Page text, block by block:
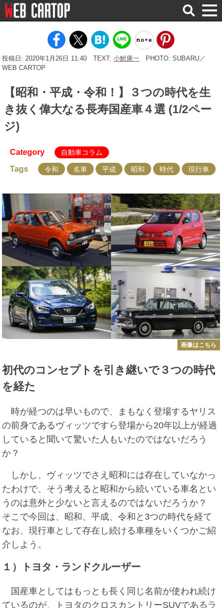
検
索
投稿日: 2020年1月26日 11:40 TEXT:小鮒康一
PHOTO: SUBARU／
WEB CARTOP
【昭和・平成・令和！】３つの時代を生
き抜く偉大なる長寿国産車４選 (1/2ペー
ジ)
Category 自動車コラム
Tags 令和 名車 平成 昭和 時代 現行車
画像はこちら
初代のコンセプトを引き継いで３つの時代
を経た
時が経つのは早いもので、まもなく登場するヤリス
の前身であるヴィッツですら登場から20年以上が経過
していると聞いて驚いた人もいたのではないだろう
か？
しかし、ヴィッツでさえ昭和には存在していなかっ
たわけで、そう考えると昭和から続いている車名とい
うのは意外と少ないと言えるのではないだろうか？
そこで今回は、昭和、平成、令和と3つの時代を経て
なお、現行車として存在し続ける車種をいくつかご紹
介しよう。
１）トヨタ・ランドクルーザー
国産車としてはもっとも長く同じ名前が使われ続け
ているのが、トヨタのクロスカントリーSUVである ラ